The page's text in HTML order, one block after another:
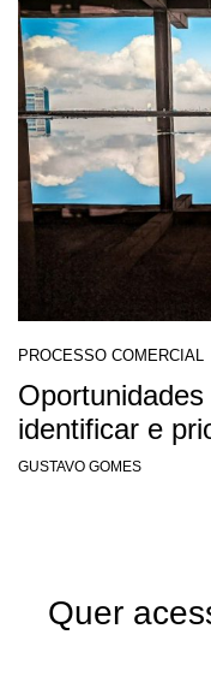
PROCESSO COMERCIAL
identificar e
GUSTAVO GOMES
Quer